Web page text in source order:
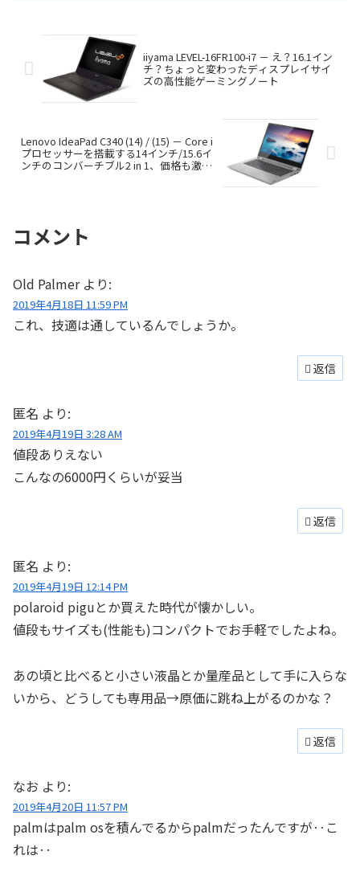
iiyama LEVEL-16FR100-i7 － え？16.1イン
チ？ちょっと変わったディスプレイサイ
ズの高性能ゲーミングノート
Lenovo IdeaPad C340 (14) / (15) － Core i
プロセッサーを搭載する14インチ/15.6イ
ンチのコンバーチブル2 in 1、価格も激安
コメント
Old Palmer より:
2019年4月18日 11:59 PM
これ、技適は通しているんでしょうか。
返信
匿名 より:
2019年4月19日 3:28 AM
値段ありえない
こんなの6000円くらいが妥当
返信
匿名 より:
2019年4月19日 12:14 PM
polaroid piguとか買えた時代が懐かしい。
値段もサイズも(性能も)コンパクトでお手軽でしたよね。
あの頃と比べると小さい液晶とか量産品として手に入らな
いから、どうしても専用品→原価に跳ね上がるのかな？
返信
なお より:
2019年4月20日 11:57 PM
palmはpalm osを積んでるからpalmだったんですが‥こ
れは‥